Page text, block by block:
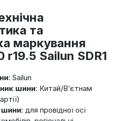
та
маркування
Sailun SDR1
: Sailun
шини: Китай/В’єтнам
шини: для провідної осі